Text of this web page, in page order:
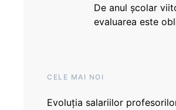
De anul școlar
evaluarea este
CELE MAI NOI
Evoluția salariilor